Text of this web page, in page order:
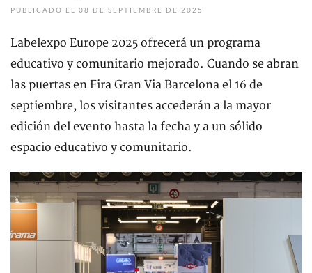
PUBLICADO EL 08 DE SEPTIEMBRE DE 2025
Labelexpo Europe 2025 ofrecerá un programa
educativo y comunitario mejorado. Cuando se abran
las puertas en Fira Gran Via Barcelona el 16 de
septiembre, los visitantes accederán a la mayor
edición del evento hasta la fecha y a un sólido
espacio educativo y comunitario.